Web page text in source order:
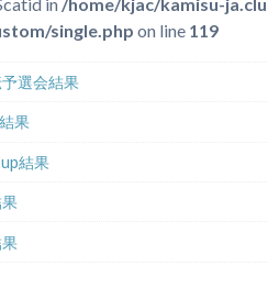
single.php on line 119
選会結果
果
結果